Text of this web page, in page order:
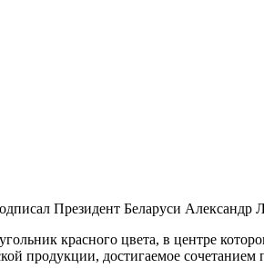
Президент Беларуси Александр
красного цвета, в центре
продукции, достигаемое сочетанием